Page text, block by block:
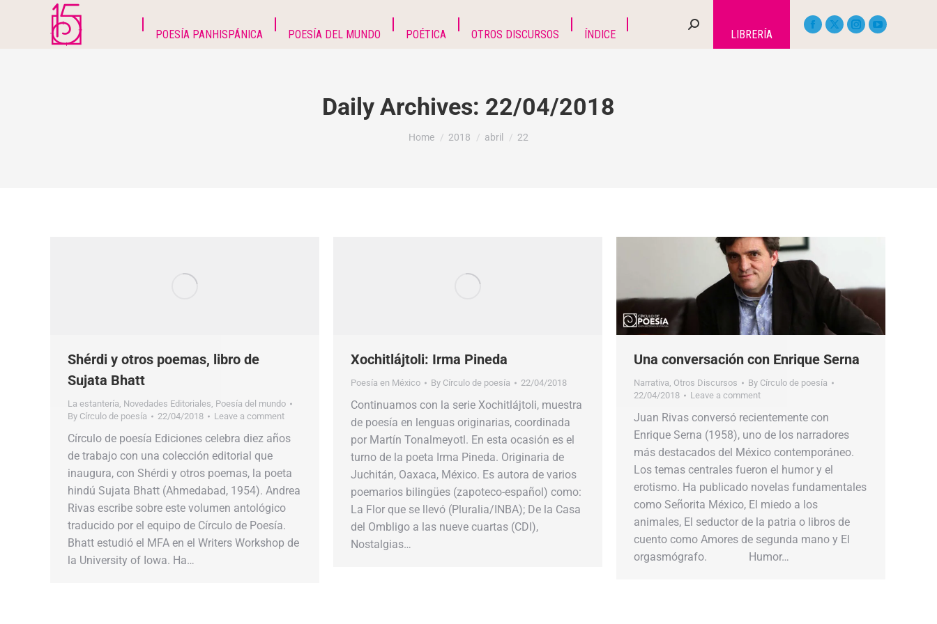
POESÍA PANHISPÁNICA POESÍA DEL MUNDO POÉTICA OTROS DISCURSOS ÍNDICE LIBRERÍA
Daily Archives: 22/04/2018
You are here:
Home 2018 abril 22
Shérdi y otros poemas, libro de
Sujata Bhatt
La estantería Novedades Editoriales Poesía del mundo
By Círculo de poesía 22/04/2018 Leave a comment
Círculo de poesía Ediciones celebra diez años
de trabajo con una colección editorial que
inaugura, con Shérdi y otros poemas, la poeta
hindú Sujata Bhatt (Ahmedabad, 1954). Andrea
Rivas escribe sobre este volumen antológico
traducido por el equipo de Círculo de Poesía.
Bhatt estudió el MFA en el Writers Workshop de
la University of Iowa. Ha…
Xochitlájtoli: Irma Pineda
Poesía en México By Círculo de poesía 22/04/2018
Continuamos con la serie Xochitlájtoli, muestra
de poesía en lenguas originarias, coordinada
por Martín Tonalmeyotl. En esta ocasión es el
turno de la poeta Irma Pineda. Originaria de
Juchitán, Oaxaca, México. Es autora de varios
poemarios bilingües (zapoteco-español) como:
La Flor que se llevó (Pluralia/INBA); De la Casa
del Ombligo a las nueve cuartas (CDI),
Nostalgias…
Una conversación con Enrique Serna
Narrativa Otros Discursos By Círculo de poesía
22/04/2018
Leave a comment
Juan Rivas conversó recientemente con
Enrique Serna (1958), uno de los narradores
más destacados del México contemporáneo.
Los temas centrales fueron el humor y el
erotismo. Ha publicado novelas fundamentales
como Señorita México, El miedo a los
animales, El seductor de la patria o libros de
cuento como Amores de segunda mano y El
orgasmógrafo. Humor…